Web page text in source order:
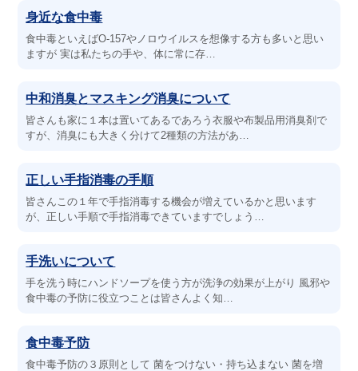
身近な食中毒
食中毒といえばO-157やノロウイルスを想像する方も多いと思い
ますが 実は私たちの手や、体に常に存…
中和消臭とマスキング消臭について
皆さんも家に１本は置いてあるであろう衣服や布製品用消臭剤で
すが、消臭にも大きく分けて2種類の方法があ…
正しい手指消毒の手順
皆さんこの１年で手指消毒する機会が増えているかと思います
が、正しい手順で手指消毒できていますでしょう…
手洗いについて
手を洗う時にハンドソープを使う方が洗浄の効果が上がり 風邪や
食中毒の予防に役立つことは皆さんよく知…
食中毒予防
食中毒予防の３原則として 菌をつけない・持ち込まない 菌を増